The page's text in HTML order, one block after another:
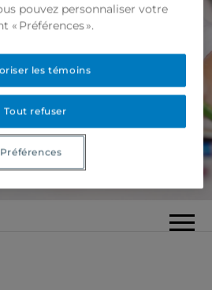
pouvez personnaliser votre
« Préférences ».
Tout refuser
les témoins
Préférences